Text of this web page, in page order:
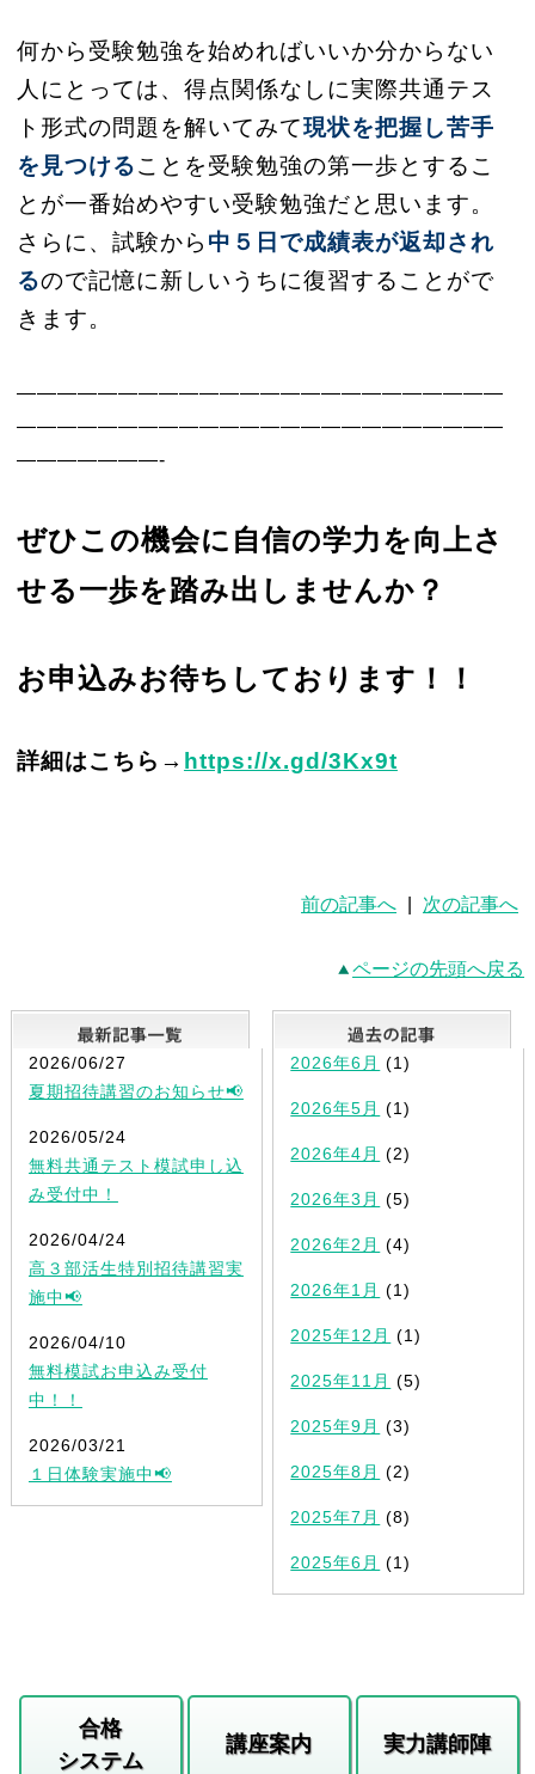
何から受験勉強を始めればいいか分からない
人にとっては、得点関係なしに実際共通テス
ト形式の問題を解いてみて現状を把握し苦手
を見つけることを受験勉強の第一歩とするこ
とが一番始めやすい受験勉強だと思います。
さらに、試験から 中５日で成績表が返却され
るので記憶に新しいうちに復習することがで
きます。
————————————————————————
————————————————————————
———————-
ぜひこの機会に自信の学力を向上さ
せる一歩を踏み出しませんか？
お申込みお待ちしております！！
詳細はこちら→ https://x.gd/3Kx9t
前の記事へ 次の記事へ
ページの先頭へ戻る
最新記事一覧
2026/06/27
夏期招待講習のお知らせ📢
2026/05/24
無料共通テスト模試申し込
み受付中！
2026/04/24
高３部活生特別招待講習実
施中📢
2026/04/10
無料模試お申込み受付
中！！
2026/03/21
１日体験実施中📢
2026年6月 (1)
2026年5月 (1)
2026年4月 (2)
2026年3月 (5)
2026年2月 (4)
2026年1月 (1)
2025年12月 (1)
2025年11月 (5)
2025年9月 (3)
2025年8月 (2)
2025年7月 (8)
2025年6月 (1)
合格
システム
講座案内 実力講師陣